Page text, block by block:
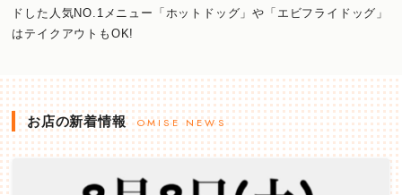
ドした人気NO.1メニュー「ホットドッグ」や「エビフライドッグ」
はテイクアウトもOK!
お店の新着情報 OMISE NEWS